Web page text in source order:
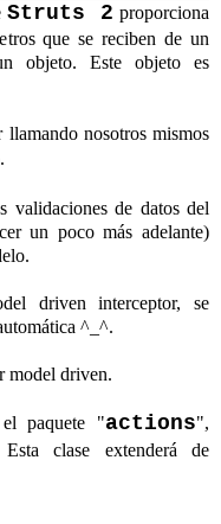
Struts 2 proporciona
que se reciben de un
objeto. Este objeto es
llamando nosotros mismos
validaciones de datos del
un poco más adelante)
driven interceptor, se
^_^.
model driven.
paquete "actions",
clase extenderá de